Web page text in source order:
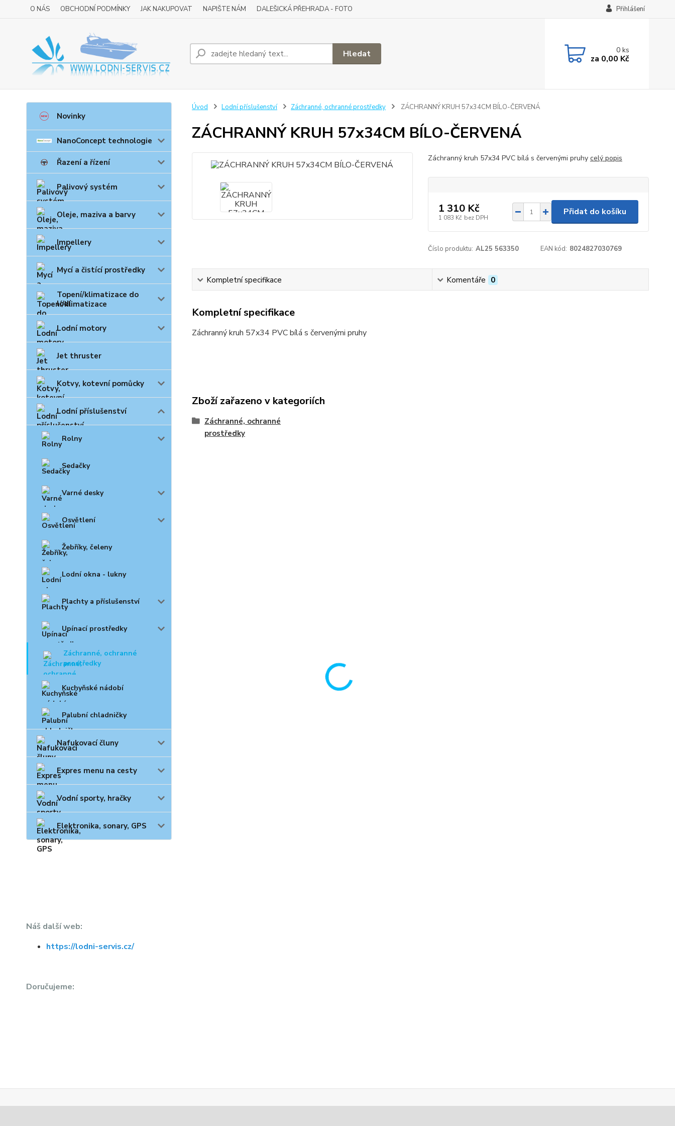
O NÁS OBCHODNÍ PODMÍNKY JAK NAKUPOVAT NAPIŠTE NÁM DALEŠICKÁ PŘEHRADA - FOTO Přihlášení
Hledat 0ks
za 0,00 Kč
Novinky
NanoConcept technologie
Řazení a řízení
Palivový systém
Oleje, maziva a barvy
Impellery
Mycí a čistící prostředky
Topení/klimatizace do
lodí
Lodní motory
Jet thruster
Kotvy, kotevní pomůcky
Lodní příslušenství
Rolny
Sedačky
Varné desky
Osvětlení
Žebříky, čeleny
Lodní okna - lukny
Plachty a příslušenství
Upínací prostředky
Záchranné, ochranné
prostředky
Kuchyňské nádobí
Palubní chladničky
Nafukovací čluny
Expres menu na cesty
Vodní sporty, hračky
Elektronika, sonary, GPS
Náš další web:
https://lodni-servis.cz/
Doručujeme:
Úvod Lodní příslušenství Záchranné, ochranné prostředky ZÁCHRANNÝ KRUH 57x34CM BÍLO-ČERVENÁ
ZÁCHRANNÝ KRUH 57x34CM BÍLO-ČERVENÁ
Záchranný kruh 57x34 PVC bílá s červenými pruhy celý popis
1 310 Kč
1 083 Kč bez DPH
Přidat do košíku
Číslo produktu: AL25 563350 EAN kód: 8024827030769
Kompletní specifikace Komentáře 0
Kompletní specifikace
Záchranný kruh 57x34 PVC bílá s červenými pruhy
Zboží zařazeno v kategoriích
Záchranné, ochranné
prostředky